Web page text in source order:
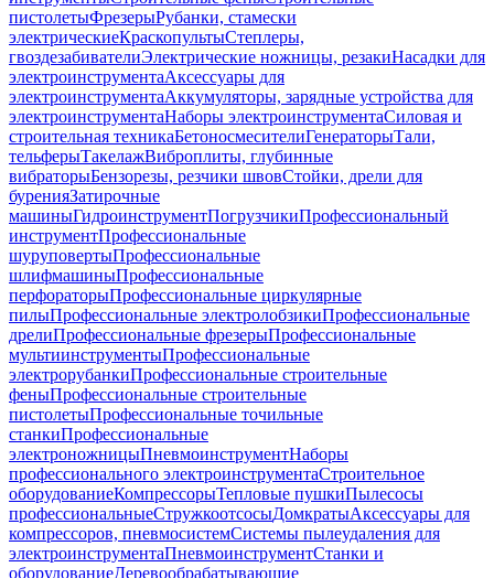
пистолетыФрезерыРубанки, стамески
электрическиеКраскопультыСтеплеры,
гвоздезабивателиЭлектрические ножницы, резакиНасадки для
электроинструментаАксессуары для
электроинструментаАккумуляторы, зарядные устройства для
электроинструментаНаборы электроинструментаСиловая и
строительная техникаБетоносмесителиГенераторыТали,
тельферыТакелажВиброплиты, глубинные
вибраторыБензорезы, резчики швовСтойки, дрели для
буренияЗатирочные
машиныГидроинструментПогрузчикиПрофессиональный
инструментПрофессиональные
шуруповертыПрофессиональные
шлифмашиныПрофессиональные
перфораторыПрофессиональные циркулярные
пилыПрофессиональные электролобзикиПрофессиональные
дрелиПрофессиональные фрезерыПрофессиональные
мультиинструментыПрофессиональные
электрорубанкиПрофессиональные строительные
феныПрофессиональные строительные
пистолетыПрофессиональные точильные
станкиПрофессиональные
электроножницыПневмоинструментНаборы
профессионального электроинструментаСтроительное
оборудованиеКомпрессорыТепловые пушкиПылесосы
профессиональныеСтружкоотсосыДомкратыАксессуары для
компрессоров, пневмосистемСистемы пылеудаления для
электроинструментаПневмоинструментСтанки и
оборудованиеДеревообрабатывающие